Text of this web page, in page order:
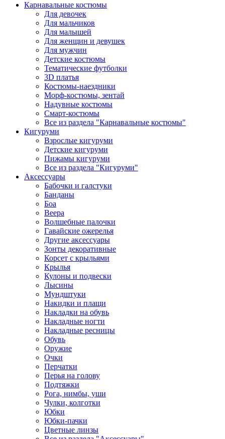
Карнавальные костюмы
Для девочек
Для мальчиков
Для малышей
Для женщин и девушек
Для мужчин
Детские костюмы
Тематические футболки
3D платья
Костюмы-наездники
Морф-костюмы, зентай
Надувные костюмы
Смарт-костюмы
Все из раздела "Карнавальные костюмы"
Кигуруми
Взрослые кигуруми
Детские кигуруми
Пижамы кигуруми
Все из раздела "Кигуруми"
Аксессуары
Бабочки и галстуки
Банданы
Боа
Веера
Волшебные палочки
Гавайские ожерелья
Другие аксессуары
Зонты декоративные
Корсет с крыльями
Крылья
Кулоны и подвески
Лысины
Мундштуки
Накидки и плащи
Накладки на обувь
Накладные ногти
Накладные ресницы
Обувь
Оружие
Очки
Перчатки
Перья на голову
Подтяжки
Рога, нимбы, уши
Чулки, колготки
Юбки
Юбки-пачки
Цветные линзы